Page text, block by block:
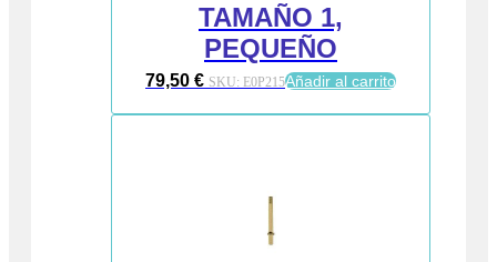
TAMAÑO 1,
PEQUEÑO
79,50 € SKU: E0P215Añadir al carrito